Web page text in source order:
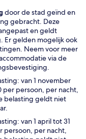
door de stad geïnd en
gebracht. Deze
en geldt
Er gelden mogelijk ook
Neem voor meer
via de
van 1 november
per persoon, per nacht,
belasting geldt niet
van 1 april tot 31
persoon, per nacht,